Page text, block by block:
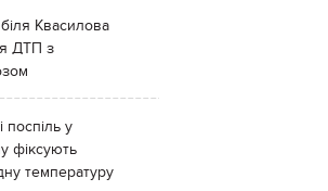
Квасилова
ДТП з
поспіль у
фіксують
температуру